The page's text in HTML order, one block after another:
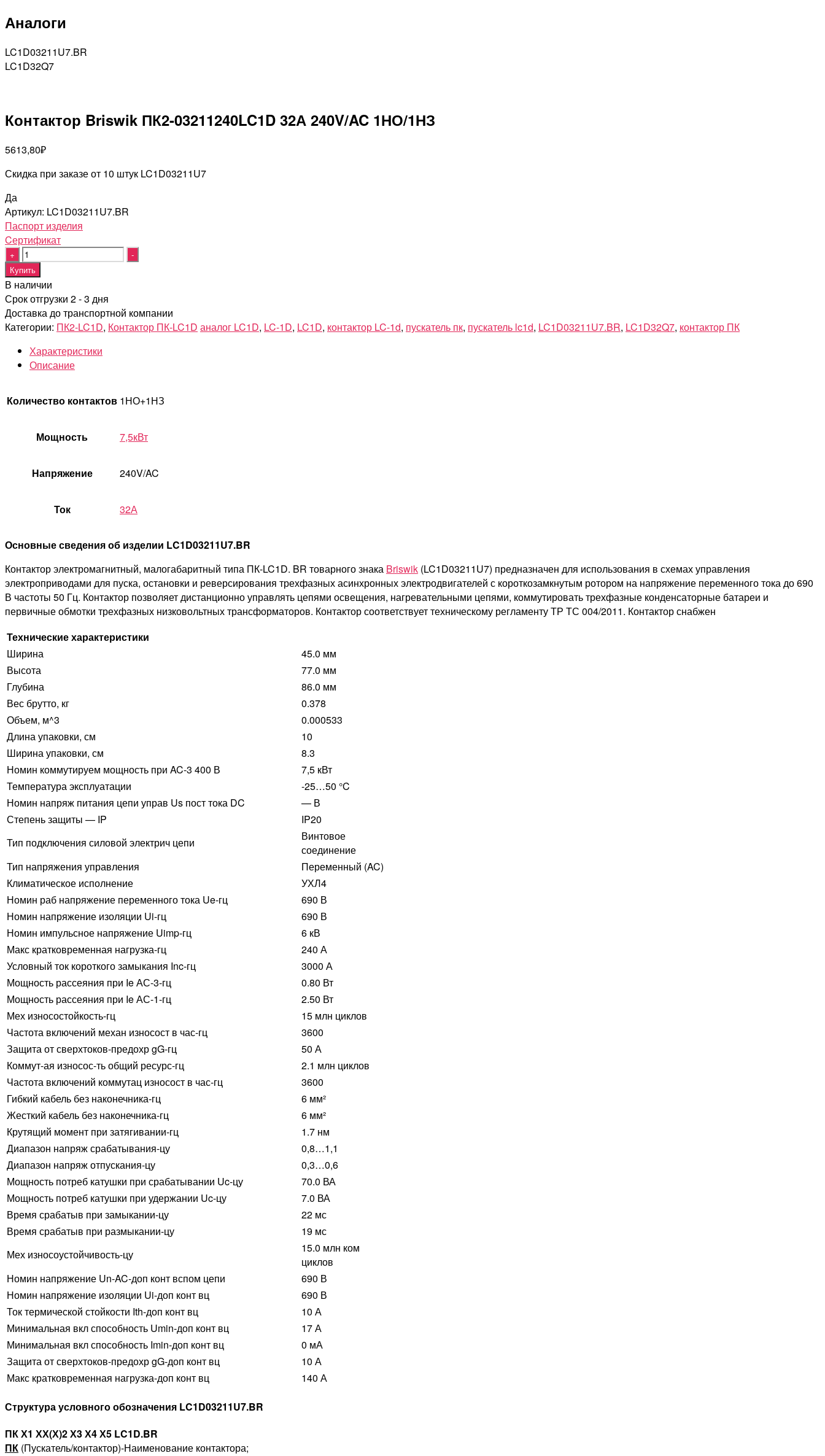
Аналоги
LC1D03211U7.BR
LC1D32Q7
Контактор Briswik ПК2-03211240LC1D 32А 240V/AC 1НО/1НЗ
5613,80₽
Скидка при заказе от 10 штук LC1D03211U7
Да
Артикул: LC1D03211U7.BR
Паспорт изделия
Cертификат
Quantity
Купить
В наличии
Срок отгрузки 2 - 3 дня
Доставка до транспортной компании
Категории: ПК2-LC1D, Контактор ПК-LC1D аналог LC1D, LC-1D, LC1D, контактор LC-1d, пускатель пк, пускатель lc1d, LC1D03211U7.BR, LC1D32Q7, контактор ПК
Характеристики
Описание
Количество контактов 1НО+1НЗ
Мощность 7,5кВт
Напряжение 240V/AC
Ток 32А
Основные сведения об изделии LC1D03211U7.BR
Контактор электромагнитный, малогабаритный типа ПК-LC1D. BR товарного знака Briswik (LC1D03211U7) предназначен для использования в схемах управления
электроприводами для пуска, остановки и реверсирования трехфазных асинхронных электродвигателей с короткозамкнутым ротором на напряжение переменного тока до 690
В частоты 50 Гц. Контактор позволяет дистанционно управлять цепями освещения, нагревательными цепями, коммутировать трехфазные конденсаторные батареи и
первичные обмотки трехфазных низковольтных трансформаторов. Контактор соответствует техническому регламенту ТР ТС 004/2011. Контактор снабжен
Технические характеристики
Ширина
45.0 мм
Высота
77.0 мм
Глубина
86.0 мм
Вес брутто, кг
0.378
Объем, м^3
0.000533
Длина упаковки, см
10
Ширина упаковки, см
8.3
Номин коммутируем мощность при AC-3 400 В
7,5 кВт
Температура эксплуатации
-25…50 °C
Номин напряж питания цепи управ Us пост тока DC
— В
Степень защиты — IP
IP20
Тип подключения силовой электрич цепи
Винтовое
соединение
Тип напряжения управления
Переменный (AC)
Климатическое исполнение
УХЛ4
Номин раб напряжение переменного тока Ue-гц
690 В
Номин напряжение изоляции Ui-гц
690 В
Номин импульсное напряжение Uimp-гц
6 кВ
Макс кратковременная нагрузка-гц
240 А
Условный ток короткого замыкания Inc-гц
3000 А
Мощность рассеяния при Ie АС-3-гц
0.80 Вт
Мощность рассеяния при Ie АС-1-гц
2.50 Вт
Мех износостойкость-гц
15 млн циклов
Частота включений механ износост в час-гц
3600
Защита от сверхтоков-предохр gG-гц
50 А
Коммут-ая износос-ть общий ресурс-гц
2.1 млн циклов
Частота включений коммутац износост в час-гц
3600
Гибкий кабель без наконечника-гц
6 мм²
Жесткий кабель без наконечника-гц
6 мм²
Крутящий момент при затягивании-гц
1.7 нм
Диапазон напряж срабатывания-цу
0,8…1,1
Диапазон напряж отпускания-цу
0,3…0,6
Мощность потреб катушки при срабатывании Uc-цу
70.0 ВА
Мощность потреб катушки при удержании Uc-цу
7.0 ВА
Время срабатыв при замыкании-цу
22 мс
Время срабатыв при размыкании-цу
19 мс
Мех износоустойчивость-цу
15.0 млн ком
циклов
Номин напряжение Un-AC-доп конт вспом цепи
690 В
Номин напряжение изоляции Ui-доп конт вц
690 В
Ток термической стойкости Ith-доп конт вц
10 А
Минимальная вкл способность Umin-доп конт вц
17 А
Минимальная вкл способность Imin-доп конт вц
0 мА
Защита от сверхтоков-предохр gG-доп конт вц
10 А
Макс кратковременная нагрузка-доп конт вц
140 А
Структура условного обозначения LC1D03211U7.BR
ПК Х1 ХХ(Х)2 Х3 Х4 Х5 LC1D.BR
ПК (Пускатель/контактор)-Наименование контактора;